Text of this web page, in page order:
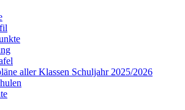
aller Klassen Schuljahr 2025/2026